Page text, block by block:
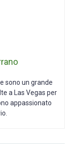
sono un grande
a Las Vegas per
appassionato